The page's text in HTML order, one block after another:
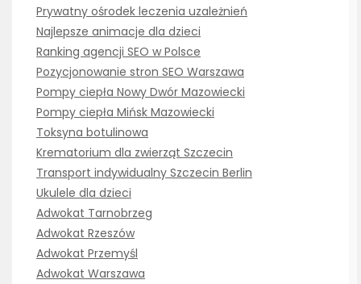
Prywatny ośrodek leczenia uzależnień
Najlepsze animacje dla dzieci
Ranking agencji SEO w Polsce
Pozycjonowanie stron SEO Warszawa
Pompy ciepła Nowy Dwór Mazowiecki
Pompy ciepła Mińsk Mazowiecki
Toksyna botulinowa
Krematorium dla zwierząt Szczecin
Transport indywidualny Szczecin Berlin
Ukulele dla dzieci
Adwokat Tarnobrzeg
Adwokat Rzeszów
Adwokat Przemyśl
Adwokat Warszawa